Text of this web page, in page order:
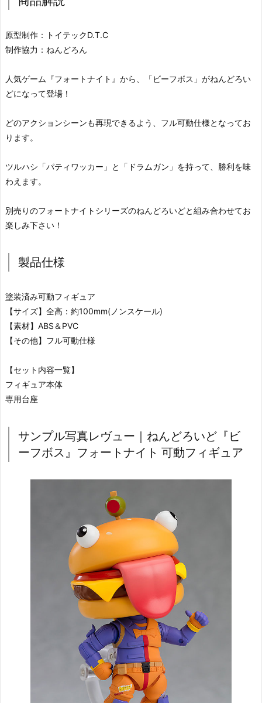
原型制作：トイテックD.T.C
制作協力：ねんどろん
人気ゲーム『フォートナイト』から、「ビーフボス」がねんどろい
どになって登場！
どのアクションシーンも再現できるよう、フル可動仕様となってお
ります。
ツルハシ「パティワッカー」と「ドラムガン」を持って、勝利を味
わえます。
別売りのフォートナイトシリーズのねんどろいどと組み合わせてお
楽しみ下さい！
製品仕様
塗装済み可動フィギュア
【サイズ】全高：約100mm(ノンスケール)
【素材】ABS＆PVC
【その他】フル可動仕様
【セット内容一覧】
フィギュア本体
専用台座
サンプル写真レヴュー｜ねんどろいど『ビ
ーフボス』フォートナイト 可動フィギュア